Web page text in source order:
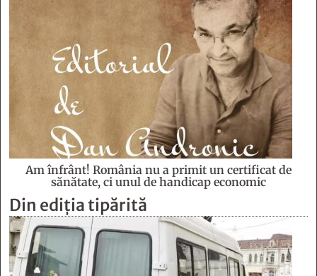
Am înfrânt! România nu a primit un certificat de
sănătate, ci unul de handicap economic
Din ediția tipărită